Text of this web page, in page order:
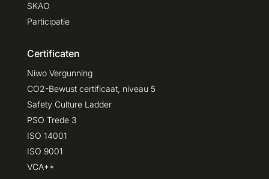
SKAO
Participatie
Certificaten
Niwo Vergunning
CO2-Bewust certificaat, niveau 5
Safety Culture Ladder
PSO Trede 3
ISO 14001
ISO 9001
VCA**